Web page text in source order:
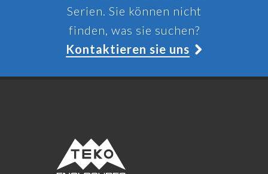
Serien. Sie können nicht
finden, was sie suchen?
Kontaktieren sie uns